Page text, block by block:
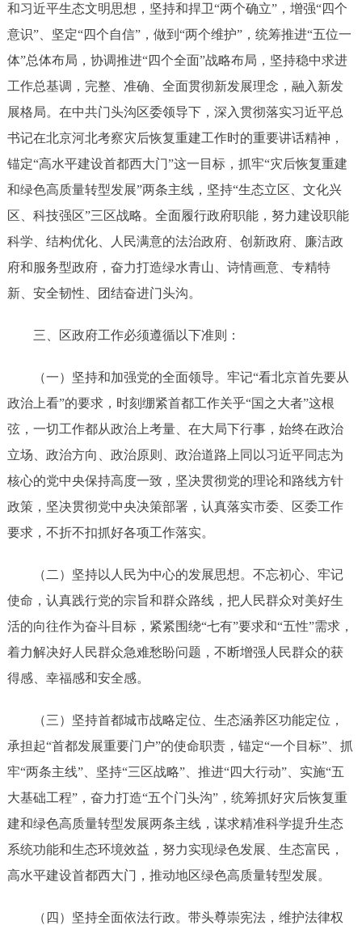
和习近平生态文明思想，坚持和捍卫“两个确立”，增强“四个
意识”、坚定“四个自信”，做到“两个维护”， 统筹推进“五位一
体”总体布局，协调推进“四个全面”战略布局， 坚持稳中求进
工作总基调，完整、准确、全面贯彻新发展理念，融入新发
展格局。 在中共门头沟区委领导下，深入贯彻落实习近平总
书记在北京河北考察灾后恢复重建工作时的重要讲话精神，
锚定“高水平建设首都西大门”这一目标，抓牢“灾后恢复重建
和绿色高质量转型发展”两条主线，坚持“生态立区、文化兴
区、科技强区”三区战略。 全面履行政府职能， 努力建设职能
科学、结构优化、人民满意的法治政府、创新政府、廉洁政
府和服务型政府，奋力打造绿水青山、诗情画意、专精特
新、安全韧性、团结奋进门头沟。
三、区政府工作必须遵循以下准则 ：
（一） 坚持和加强党的全面领导。牢记“看北京首先要从
政治上看”的要求，时刻绷紧首都工作关乎“国之大者”这根
弦，一切工作都从政治上考量、在大局下行事，始终在政治
立场、政治方向、政治原则、政治道路上同以习近平同志为
核心的党中央保持高度一致，坚决贯彻党的理论和路线方针
政策，坚决贯彻党中央决策部署，认真落实市委、
区委工作
要求，不折不扣抓好各项工作落实。
（二） 坚持以人民为中心的发展思想。不忘初心、牢记
使命，认真践行党的宗旨和群众路线，把人民群众对美好生
活的向往作为奋斗目标，紧紧围绕“七有”要求和“五性”需求，
着力解决好人民群众急难愁盼问题，不断增强人民群众的获
得感、幸福感和安全感。
（三）坚持首都城市战略定位、生态涵养区功能定位，
承担起“首都发展重要门户”的使命职责，锚定“一个目标”、抓
牢“两条主线”、坚持“三区战略”、推进“四大行动”、实施“五
大基础工程”，奋力打造“五个门头沟”，统筹抓好灾后恢复重
建和绿色高质量转型发展两条主线，谋求精准科学提升生态
系统功能和生态环境效益，努力实现绿色发展、生态富民，
高水平建设首都西大门 ， 推动地区绿色高质量转型发展。
（四） 坚持全面依法行政。带头尊崇宪法，维护法律权